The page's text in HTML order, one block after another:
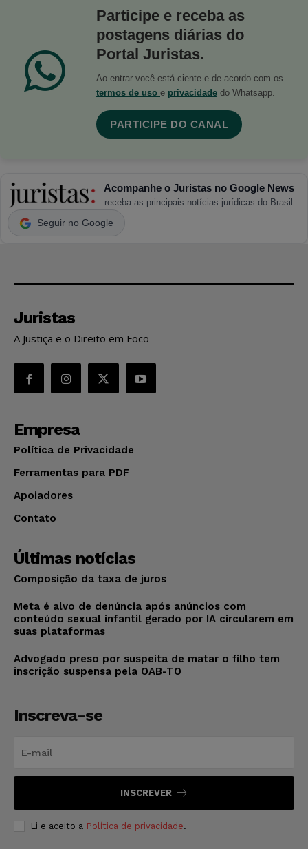
Participe e receba as
postagens diárias do
Portal Juristas.
Ao entrar você está ciente e de acordo com os
termos de uso e privacidade do Whatsapp.
PARTICIPE DO CANAL
Acompanhe o Juristas no Google News
receba as principais notícias jurídicas do Brasil
Seguir no Google
Juristas
A Justiça e o Direito em Foco
Empresa
Política de Privacidade
Ferramentas para PDF
Apoiadores
Contato
Últimas notícias
Composição da taxa de juros
Meta é alvo de denúncia após anúncios com
conteúdo sexual infantil gerado por IA circularem em
suas plataformas
Advogado preso por suspeita de matar o filho tem
inscrição suspensa pela OAB-TO
Inscreva-se
INSCREVER
Li e aceito a Política de privacidade.